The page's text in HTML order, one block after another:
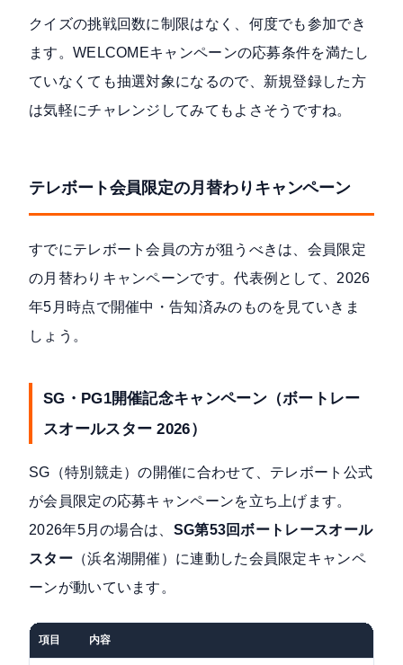
クイズの挑戦回数に制限はなく、何度でも参加でき
ます。WELCOMEキャンペーンの応募条件を満たし
ていなくても抽選対象になるので、新規登録した方
は気軽にチャレンジしてみてもよさそうですね。
テレボート会員限定の月替わりキャンペーン
すでにテレボート会員の方が狙うべきは、会員限定
の月替わりキャンペーンです。代表例として、2026
年5月時点で開催中・告知済みのものを見ていきま
しょう。
SG・PG1開催記念キャンペーン（ボートレー
スオールスター 2026）
SG（特別競走）の開催に合わせて、テレボート公式
が会員限定の応募キャンペーンを立ち上げます。
2026年5月の場合は、 SG第53回ボートレースオール
スター（浜名湖開催）に連動した会員限定キャンペ
ーンが動いています。
項目 内容